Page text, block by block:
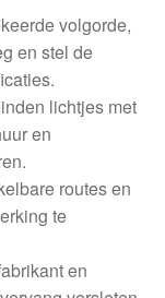
volgorde,
en stel de
lichtjes met
en
routes en
te
en